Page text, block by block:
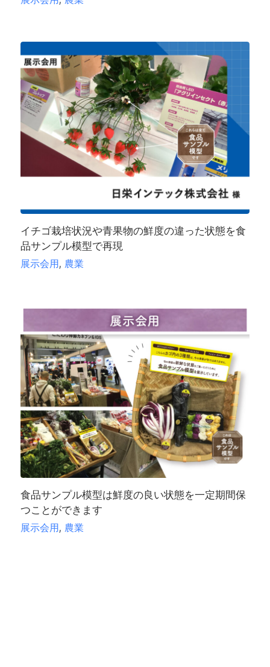
イチゴ栽培状況や青果物の鮮度の違った状態を食
品サンプル模型で再現
展示会用, 農業
食品サンプル模型は鮮度の良い状態を一定期間保
つことができます
展示会用, 農業